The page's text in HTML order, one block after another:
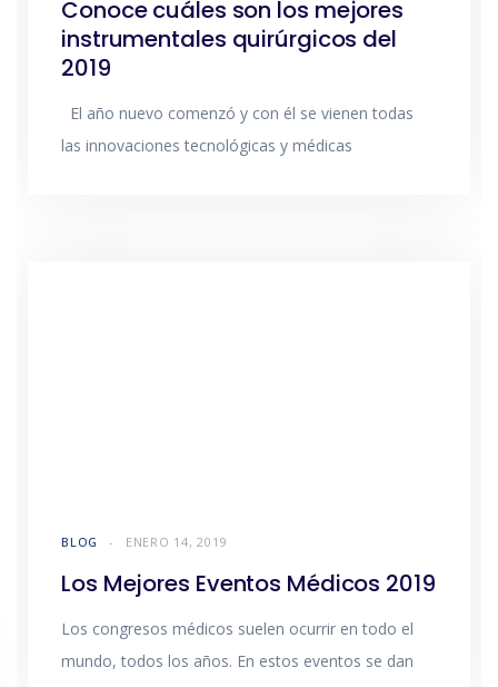
Conoce cuáles son los mejores
instrumentales quirúrgicos del
2019
El año nuevo comenzó y con él se vienen todas
las innovaciones tecnológicas y médicas
BLOG ENERO 14, 2019
Los Mejores Eventos Médicos 2019
Los congresos médicos suelen ocurrir en todo el
mundo, todos los años. En estos eventos se dan